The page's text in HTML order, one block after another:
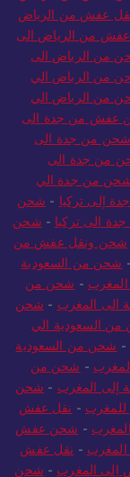
عفش من الرياض
نقل عفش من الرياض
من الرياض الى
من الرياض الى
من الرياض الي
من الرياض الي
عفش من جدة الى
من جدة الى
من جدة الى
شحن من جدة الي
إلى تركيا - شحن
الى تركيا-شحن
شحن ونقل عفش من
-شحن من السعودية
- شحن من
الى المغرب-شحن
السعودية الي
-شحن من السعودية
-شحن من
إلى المغرب -شحن
-نقل عفش
- شحن عفش
-
نقل عفش